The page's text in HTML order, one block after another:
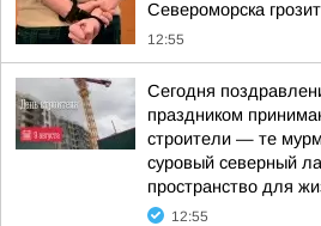
Североморска
12:55
Сегодня
праздником
строители — те
суровый северный
пространство для
12:55